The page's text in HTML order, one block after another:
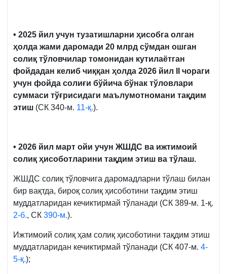
• 2025 йил учун тузатишларни ҳисобга олган
ҳолда жами даромади 20 млрд сўмдан ошган
солиқ тўловчилар томонидан кутилаётган
фойдадан келиб чиққан ҳолда 2026 йил II чораги
учун фойда солиғи бўйича бўнак тўловлари
суммаси тўғрисидаги маълумотномани тақдим
этиш (СК 340-м. 11-қ.).
• 2026 йил март ойи учун ЖШДС ва ижтимоий
солиқ ҳисоботларини тақдим этиш ва тўлаш.
ЖШДС солиқ тўловчига даромадларни тўлаш билан
бир вақтда, бироқ солиқ ҳисоботини тақдим этиш
муддатларидан кечиктирмай тўланади (СК 389-м. 1-қ.
2-б., СК 390-м.).
Ижтимоий солиқ ҳам солиқ ҳисоботини тақдим этиш
муддатларидан кечиктирмай тўланади (СК 407-м. 4-
5-қ.);